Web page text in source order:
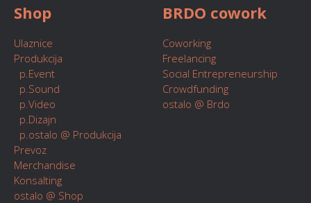
Shop
Ulaznice
Produkcija
p.Event
p.Sound
p.Video
p.Dizajn
p.ostalo @ Produkcija
Prevoz
Merchandise
Konsalting
ostalo @ Shop
BRDO cowork
Coworking
Freelancing
Social Entrepreneurship
Crowdfunding
ostalo @ Brdo